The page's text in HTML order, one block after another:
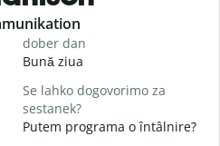
dober dan
Bună ziua
Se lahko dogovorimo za
sestanek?
Putem programa o întâlnire?